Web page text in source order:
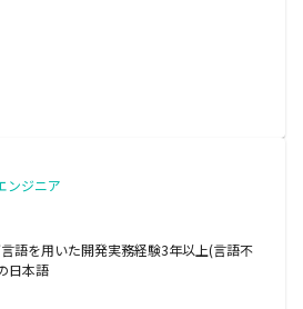
ンジニア
語を用いた開発実務経験3年以上(言語不
日本語